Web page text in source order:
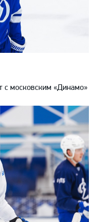
с московским «Динамо»